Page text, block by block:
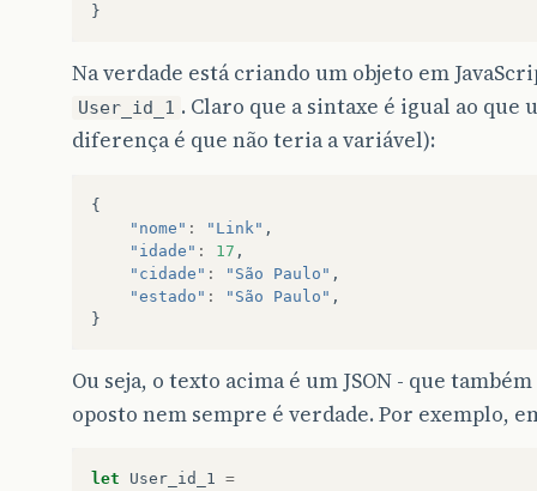
}
Na verdade está criando um objeto em
User_id_1 . Claro que a sintaxe é igual ao que
diferença é que não teria a variável):
{
"nome" : "Link" ,
"idade" : 17 ,
"cidade" : "São Paulo" ,
"estado" : "São Paulo" ,
}
Ou seja, o texto acima é um JSON - que
oposto nem sempre é verdade. Por exemplo,
let User_id_1 =